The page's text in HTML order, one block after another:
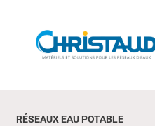
RÉSEAUX EAU POTABLE